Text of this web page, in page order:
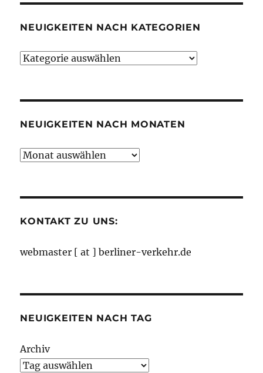
NEUIGKEITEN NACH KATEGORIEN
Neuigkeiten
NEUIGKEITEN NACH MONATEN
Neuigkeiten
KONTAKT ZU UNS:
webmaster [ at ] berliner-verkehr.de
NEUIGKEITEN NACH TAG
Archiv